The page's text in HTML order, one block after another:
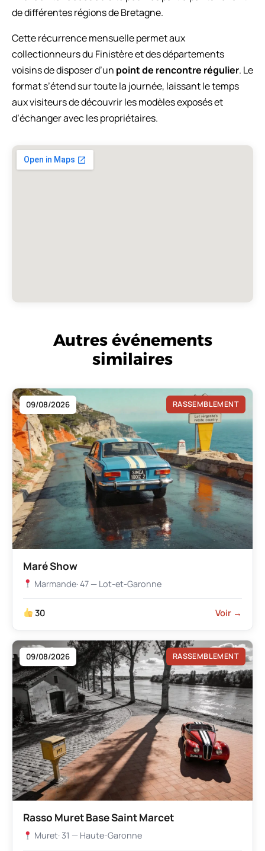
de différentes régions de Bretagne.
Cette récurrence mensuelle permet aux
collectionneurs du Finistère et des départements
voisins de disposer d’un point de rencontre régulier. Le
format s’étend sur toute la journée, laissant le temps
aux visiteurs de découvrir les modèles exposés et
d’échanger avec les propriétaires.
Autres événements
similaires
09/08/2026 RASSEMBLEMENT
Maré Show
Marmande· 47 — Lot-et-Garonne
30 Voir →
09/08/2026 RASSEMBLEMENT
Rasso Muret Base Saint Marcet
Muret· 31 — Haute-Garonne